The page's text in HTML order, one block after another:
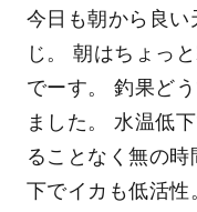
今日も朝から良
じ。 朝はちょっ
でーす。 釣果ど
ました。 水温低
ることなく無の
下でイカも低活性